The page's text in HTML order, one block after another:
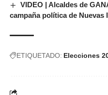
VIDEO | Alcaldes de
campaña política de Nuevas
ETIQUETADO: Elecciones